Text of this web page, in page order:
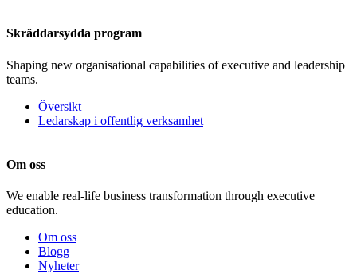
Skräddarsydda program
Shaping new organisational capabilities of executive and leadership
teams.
Översikt
Ledarskap i offentlig verksamhet
Om oss
We enable real-life business transformation through executive
education.
Om oss
Blogg
Nyheter